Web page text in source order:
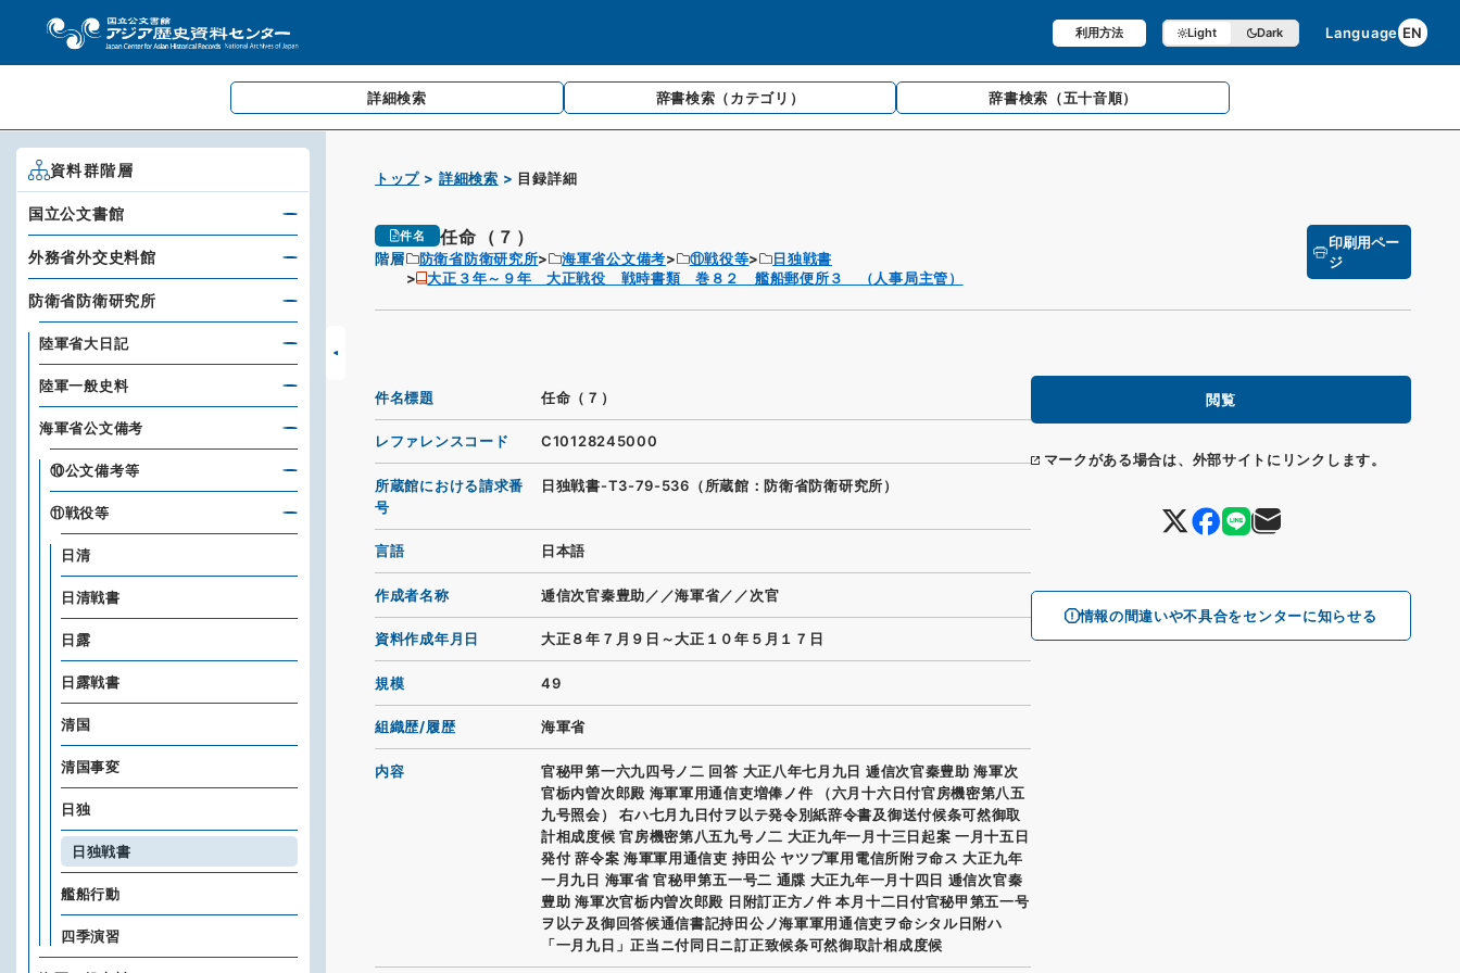
利用方法 Light Dark Language EN
詳細検索 辞書検索 （カテゴリ） 辞書検索 （五十音順）
トップ 詳細検索 目録詳細
件名 任命（７）
階層 防衛省防衛研究所 海軍省公文備考 ⑪戦役等
日独戦書
大正３年～９年 大正戦役 戦時書類 巻８２ 艦船郵便所３ （人事局主管）
印刷用ペー
ジ
閲覧
マークがある場合は、外部サイトにリンクします。
情報の間違いや不具合をセンターに知らせる
件名標題 任命（７）
レファレンスコード C10128245000
所蔵館における請求番
号
日独戦書-T3-79-536（所蔵館：防衛省防衛研究所）
言語 日本語
作成者名称 逓信次官秦豊助／／海軍省／／次官
資料作成年月日 大正８年７月９日～大正１０年５月１７日
規模 49
組織歴/履歴 海軍省
内容
官秘甲第一六九四号ノ二 回答 大正八年七月九日 逓信次官秦豊助 海軍次
官栃内曽次郎殿 海軍軍用通信吏増俸ノ件 （六月十六日付官房機密第八五
九号照会） 右ハ七月九日付ヲ以テ発令別紙辞令書及御送付候条可然御取
計相成度候 官房機密第八五九号ノ二 大正九年一月十三日起案 一月十五日
発付 辞令案 海軍軍用通信吏 持田公 ヤツプ軍用電信所附ヲ命ス 大正九年
一月九日 海軍省 官秘甲第五一号二 通牒 大正九年一月十四日 逓信次官秦
豊助 海軍次官栃内曽次郎殿 日附訂正方ノ件 本月十二日付官秘甲第五一号
ヲ以テ及御回答候通信書記持田公ノ海軍軍用通信吏ヲ命シタル日附ハ
「一月九日」正当ニ付同日ニ訂正致候条可然御取計相成度候
資料群階層
国立公文書館
外務省外交史料館
防衛省防衛研究所
陸軍省大日記
陸軍一般史料
海軍省公文備考
⑩公文備考等
⑪戦役等
日清
日清戦書
日露
日露戦書
清国
清国事変
日独
日独戦書
艦船行動
四季演習